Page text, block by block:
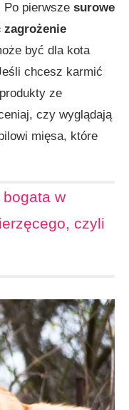
Po pierwsze surowe
zagrożenie
być dla kota
chcesz karmić
ze
czy wyglądają
mięsa, które
w
czyli